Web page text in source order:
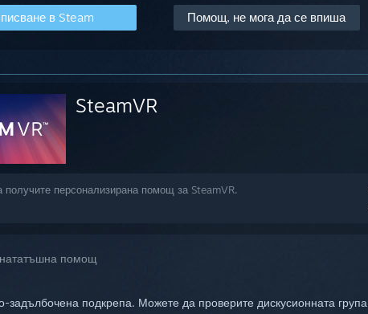
в Steam Помощ, не мога да се впиша
SteamVR
получите персонализирана помощ за SteamVR.
помощ
задълбочена подкрепа. Можете да проверите дискусионната